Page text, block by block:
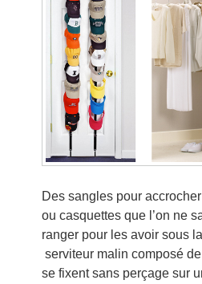
Des sangles pour
ou casquettes que l’on ne
ranger pour les avoir sous
serviteur malin composé
se fixent sans perçage sur